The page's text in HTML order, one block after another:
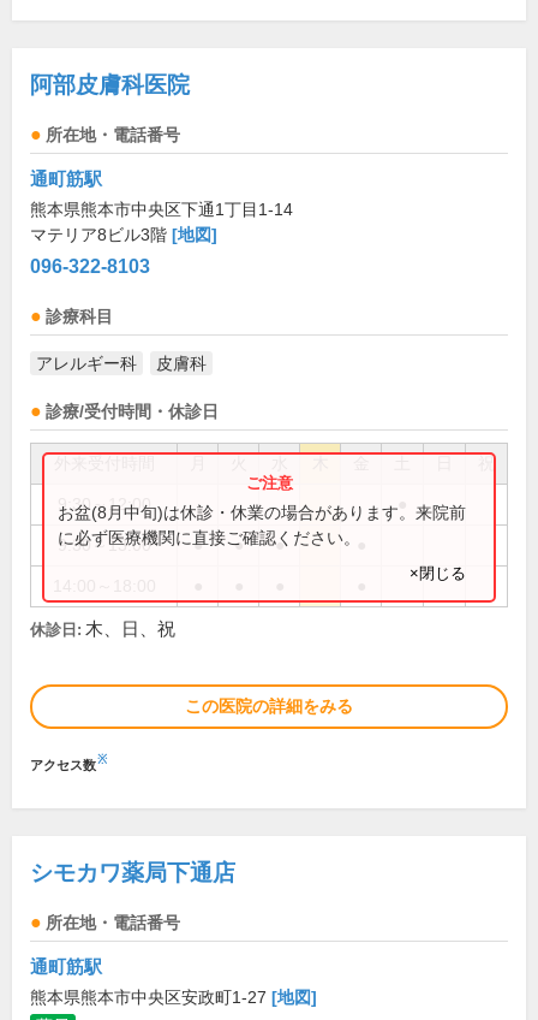
阿部皮膚科医院
所在地・電話番号
通町筋駅
熊本県熊本市中央区下通1丁目1-14
マテリア8ビル3階 [地図]
096-322-8103
診療科目
アレルギー科 皮膚科
診療/受付時間・休診日
祝
9:30～12:00
9:30～13:00 ● ● ●
お盆(8月中旬)は休診・休業の場合があります。来院前
に必ず医療機関に直接ご確認ください。
×閉じる
休診日: 木、日、祝
この医院の詳細をみる
アクセス数※
シモカワ薬局下通店
所在地・電話番号
通町筋駅
熊本県熊本市中央区安政町1-27 [地図]